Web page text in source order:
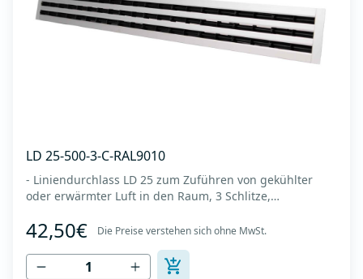
LD 25-500-3-C-RAL9010
- Liniendurchlass LD 25 zum Zuführen von gekühlter
oder erwärmter Luft in den Raum, 3 Schlitze,
montiert -Es besteht aus eloxiertem Aluminium in RAL
9010 (weiße Farbe). -Integrierter Kunststoffregler
(Deflektor), der den Luftstrom lenkt (links-...
42,50€ Die Preise verstehen sich ohne MwSt.